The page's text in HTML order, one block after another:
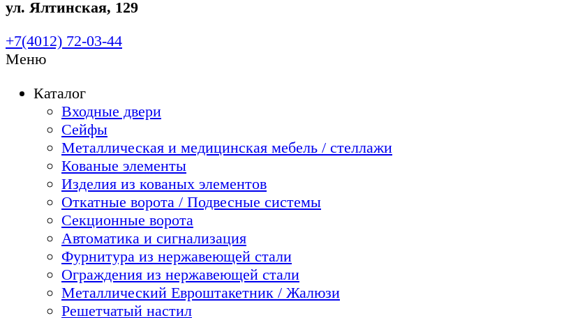
ул. Ялтинская, 129
+7(4012) 72-03-44
Меню
Каталог
Входные двери
Сейфы
Металлическая и медицинская мебель / стеллажи
Кованые элементы
Изделия из кованых элементов
Откатные ворота / Подвесные системы
Секционные ворота
Автоматика и сигнализация
Фурнитура из нержавеющей стали
Ограждения из нержавеющей стали
Металлический Евроштакетник / Жалюзи
Решетчатый настил